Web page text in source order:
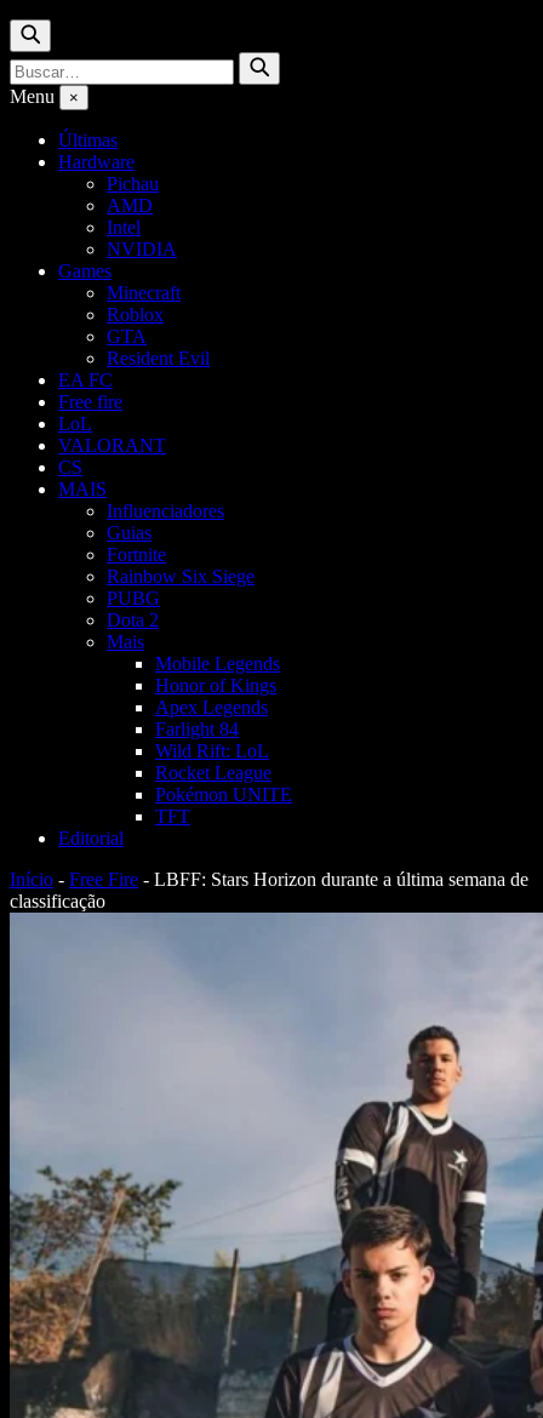
Buscar
Buscar
por:
Buscar
Menu ×
Últimas
Hardware
Pichau
AMD
Intel
NVIDIA
Games
Minecraft
Roblox
GTA
Resident Evil
EA FC
Free fire
LoL
VALORANT
CS
MAIS
Influenciadores
Guias
Fortnite
Rainbow Six Siege
PUBG
Dota 2
Mais
Mobile Legends
Honor of Kings
Apex Legends
Farlight 84
Wild Rift: LoL
Rocket League
Pokémon UNITE
TFT
Editorial
Início - Free Fire - LBFF: Stars Horizon durante a última semana de
classificação